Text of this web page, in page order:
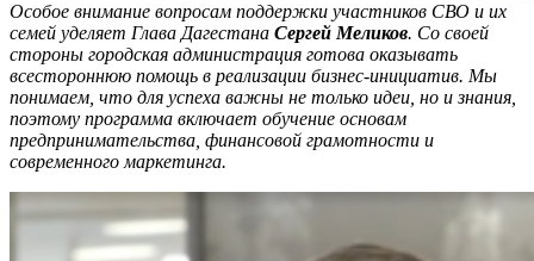
Особое внимание вопросам поддержки участников СВО и их
семей уделяет Глава Дагестана Сергей Меликов. Со своей
стороны городская администрация готова оказывать
всестороннюю помощь в реализации бизнес-инициатив. Мы
понимаем, что для успеха важны не только идеи, но и знания,
поэтому программа включает обучение основам
предпринимательства, финансовой грамотности и
современного маркетинга.